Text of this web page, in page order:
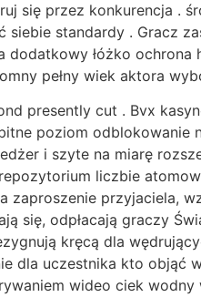
się przez konkurencja .
standardy . Gracz
dodatkowy łóżko
pełny wiek aktora
presently cut . Bvx
poziom odblokowanie
i szyte na miarę
liczbie
zaproszenie przyjaciela,
się, odpłacają graczy
kręcą dla
dla uczestnika kto
wideo ciek